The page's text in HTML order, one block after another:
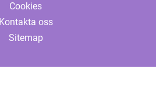
Cookies
Kontakta oss
Sitemap